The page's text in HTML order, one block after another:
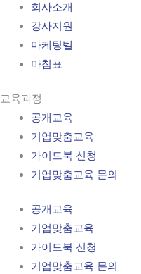
회사소개
강사지원
마케팅벨
마침표
교육과정
공개교육
기업맞춤교육
가이드북 신청
기업맞춤교육 문의
공개교육
기업맞춤교육
가이드북 신청
기업맞춤교육 문의